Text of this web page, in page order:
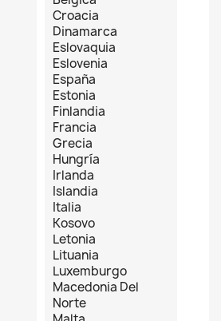
Croacia
Dinamarca
Eslovaquia
Eslovenia
España
Estonia
Finlandia
Francia
Grecia
Hungría
Irlanda
Islandia
Italia
Kosovo
Letonia
Lituania
Luxemburgo
Macedonia Del
Norte